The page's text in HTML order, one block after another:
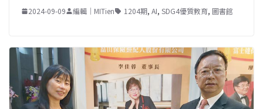
2024-09-09 編輯｜MITien 1204期, AI, SDG4優質教育, 圖書館